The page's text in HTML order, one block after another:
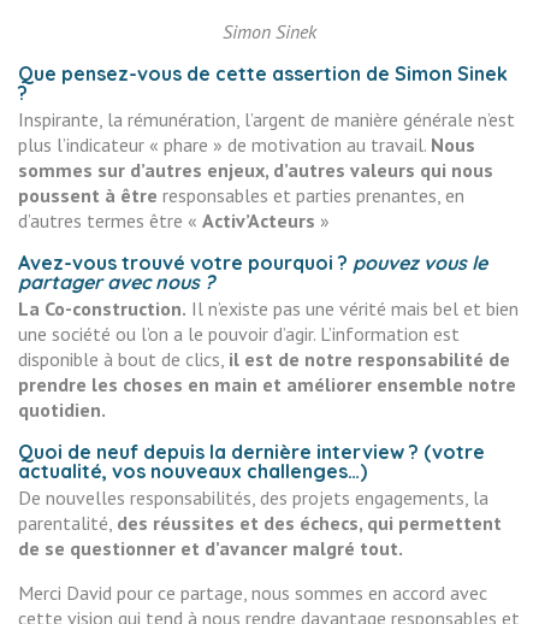
Simon Sinek
Que pensez-vous de cette assertion de Simon Sinek
?
Inspirante, la rémunération, l’argent de manière générale n’est
plus l’indicateur « phare » de motivation au travail. Nous
sommes sur d’autres enjeux, d’autres valeurs qui nous
poussent à être responsables et parties prenantes, en
d’autres termes être « Activ’Acteurs »
Avez-vous trouvé votre pourquoi ? pouvez vous le
partager avec nous ?
La Co-construction. Il n’existe pas une vérité mais bel et bien
une société ou l’on a le pouvoir d’agir. L’information est
disponible à bout de clics, il est de notre responsabilité de
prendre les choses en main et améliorer ensemble notre
quotidien.
Quoi de neuf depuis la dernière interview ? (votre
actualité, vos nouveaux challenges…)
De nouvelles responsabilités, des projets engagements, la
parentalité, des réussites et des échecs, qui permettent
de se questionner et d’avancer malgré tout.
Merci David pour ce partage, nous sommes en accord avec
cette vision qui tend à nous rendre davantage responsables et